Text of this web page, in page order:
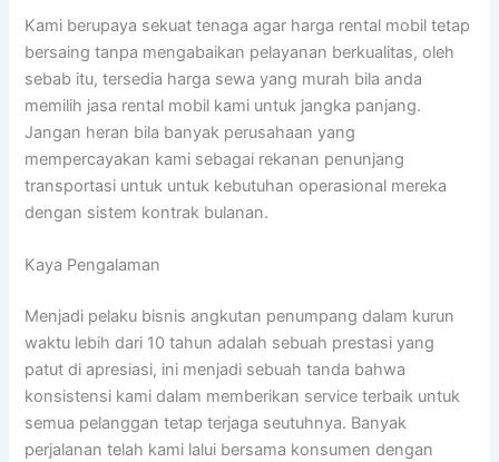
Kami berupaya sekuat tenaga agar harga rental mobil tetap
bersaing tanpa mengabaikan pelayanan berkualitas, oleh
sebab itu, tersedia harga sewa yang murah bila anda
memilih jasa rental mobil kami untuk jangka panjang.
Jangan heran bila banyak perusahaan yang
mempercayakan kami sebagai rekanan penunjang
transportasi untuk untuk kebutuhan operasional mereka
dengan sistem kontrak bulanan.
Kaya Pengalaman
Menjadi pelaku bisnis angkutan penumpang dalam kurun
waktu lebih dari 10 tahun adalah sebuah prestasi yang
patut di apresiasi, ini menjadi sebuah tanda bahwa
konsistensi kami dalam memberikan service terbaik untuk
semua pelanggan tetap terjaga seutuhnya. Banyak
perjalanan telah kami lalui bersama konsumen dengan